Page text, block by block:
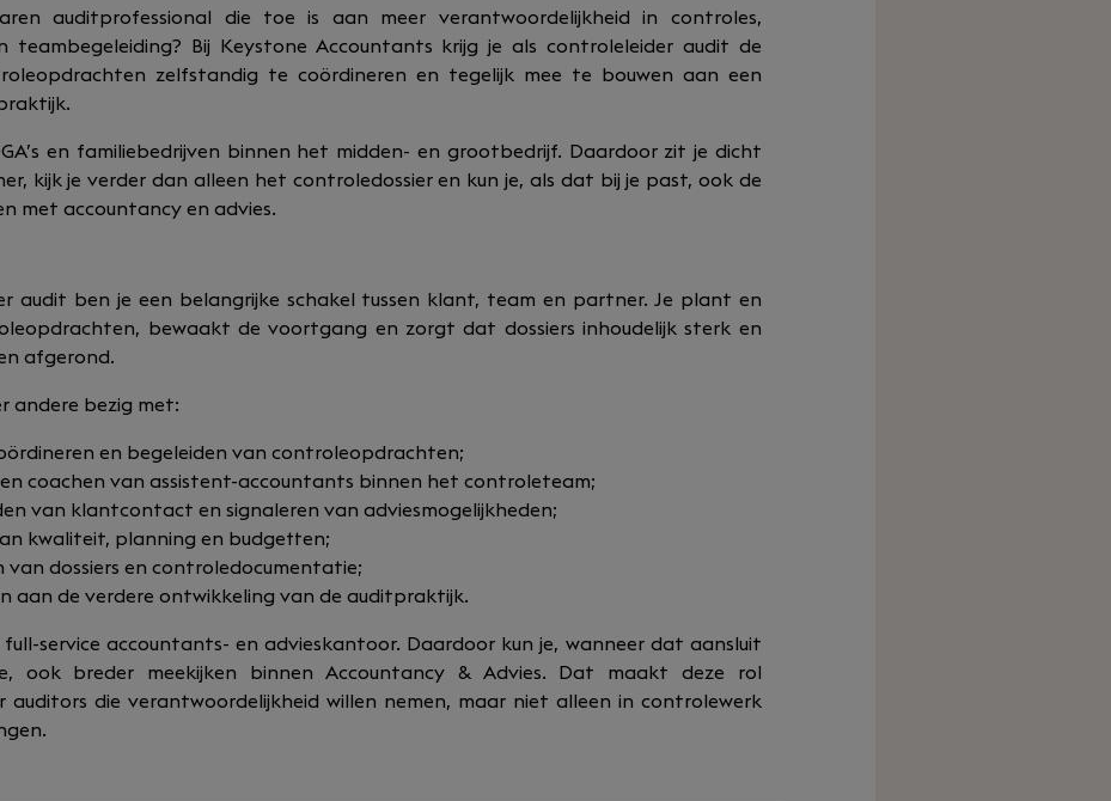
auditprofessional die toe is aan meer verantwoordelijkheid in controles,
teambegeleiding? Bij Keystone Accountants krijg je als controleleider audit de
zelfstandig te coördineren en tegelijk mee te bouwen aan een
en familiebedrijven binnen het midden- en grootbedrijf. Daardoor zit je dicht
kijk je verder dan alleen het controledossier en kun je, als dat bij je past, ook de
met accountancy en advies.
audit ben je een belangrijke schakel tussen klant, team en partner. Je plant en
bewaakt de voortgang en zorgt dat dossiers inhoudelijk sterk en
afgerond.
andere bezig met:
en begeleiden van controleopdrachten;
coachen van assistent-accountants binnen het controleteam;
van klantcontact en signaleren van adviesmogelijkheden;
kwaliteit, planning en budgetten;
van dossiers en controledocumentatie;
aan de verdere ontwikkeling van de auditpraktijk.
full-service accountants- en advieskantoor. Daardoor kun je, wanneer dat aansluit
ook breder meekijken binnen Accountancy & Advies. Dat maakt deze rol
auditors die verantwoordelijkheid willen nemen, maar niet alleen in controlewerk